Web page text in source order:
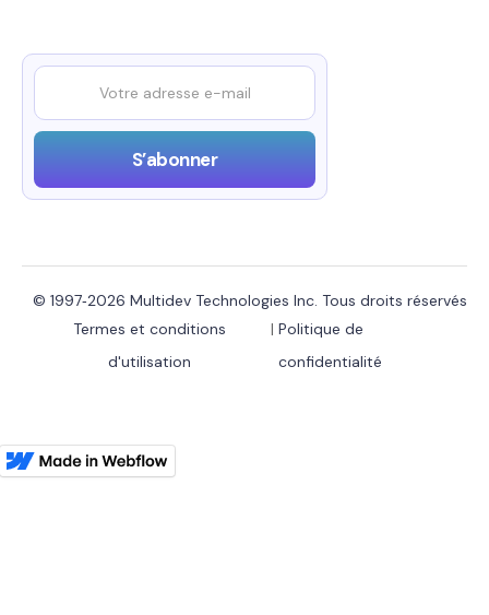
© 1997‑2026 Multidev Technologies Inc. Tous droits réservés
Termes et conditions
d'utilisation
| Politique de
confidentialité